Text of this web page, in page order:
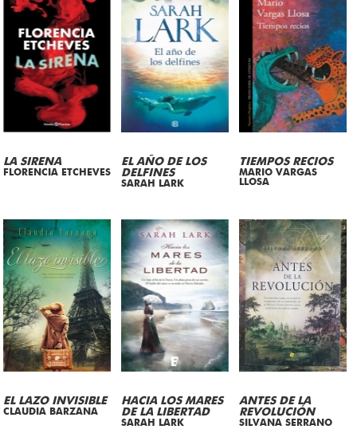
LA SIRENA
FLORENCIA ETCHEVES
EL AÑO DE LOS
DELFINES
SARAH LARK
TIEMPOS RECIOS
MARIO VARGAS
LLOSA
EL LAZO INVISIBLE
CLAUDIA BARZANA
HACIA LOS MARES
DE LA LIBERTAD
SARAH LARK
ANTES DE LA
REVOLUCIÓN
SILVANA SERRANO